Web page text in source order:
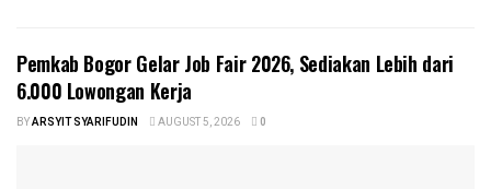
Pemkab Bogor Gelar Job Fair 2026, Sediakan Lebih dari
6.000 Lowongan Kerja
BYARSYIT SYARIFUDIN AUGUST 5, 2026 0